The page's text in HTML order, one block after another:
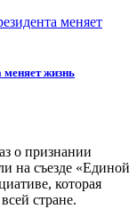
меняет жизнь
о признании
на съезде «Единой
которая
стране.